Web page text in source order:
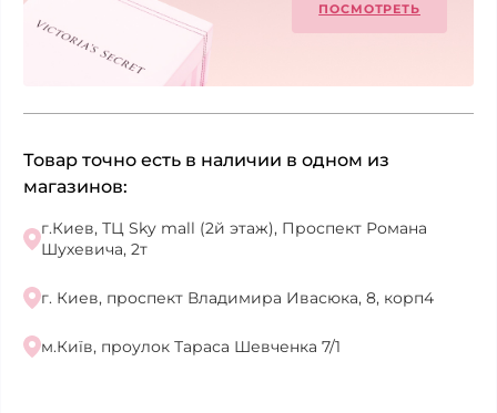
ПОСМОТРЕТЬ
Товар точно есть в наличии в одном из
магазинов:
г.Киев, ТЦ Sky mall (2й этаж), Проспект Романа
Шухевича, 2т
г. Киев, проспект Владимира Ивасюка, 8, корп4
м.Київ, проулок Тараса Шевченка 7/1